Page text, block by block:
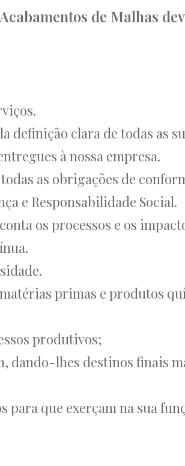
de Malhas
definição clara de todas as
à nossa empresa.
as obrigações de
e Responsabilidade Social.
os processos e os
primas e produtos
produtivos;
dando-lhes destinos finais
que exerçam na sua